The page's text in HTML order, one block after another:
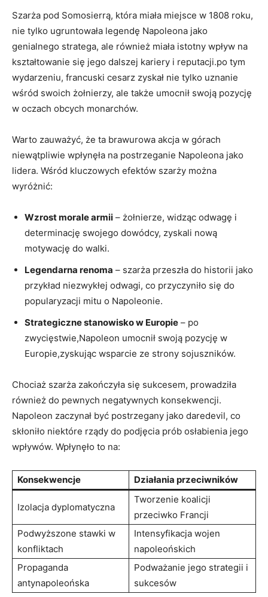
Szarża pod Somosierrą, która miała‌ miejsce w ​1808 roku,
nie tylko ugruntowała ‍legendę Napoleona jako⁣
genialnego stratega, ale również miała istotny‌ wpływ na
‌kształtowanie się jego dalszej ‍kariery i reputacji.po tym
wydarzeniu, francuski ⁤cesarz ‌zyskał nie ​tylko ⁢uznanie
wśród swoich żołnierzy, ale także umocnił swoją pozycję
w ⁤oczach obcych monarchów.
Warto zauważyć, że ta brawurowa akcja w górach​
niewątpliwie wpłynęła na postrzeganie Napoleona jako
lidera. Wśród kluczowych efektów szarży można
wyróżnić:
Wzrost​ morale armii – żołnierze, widząc odwagę i
determinację swojego dowódcy, zyskali nową ​
motywację do‍ walki.
Legendarna renoma – szarża⁢ przeszła⁣ do historii jako
przykład niezwykłej odwagi, co ⁣przyczyniło się do
popularyzacji ⁤mitu o Napoleonie.
Strategiczne stanowisko w Europie – po
⁢zwycięstwie,Napoleon umocnił swoją pozycję w
Europie,zyskując wsparcie ze‌ strony sojuszników.
Chociaż szarża zakończyła się sukcesem, prowadziła
również do pewnych negatywnych⁤ konsekwencji.
Napoleon zaczynał być⁤ postrzegany jako daredevil, ​co
skłoniło niektóre rządy do ​podjęcia prób osłabienia jego
wpływów. Wpłynęło to na:
Konsekwencje Działania przeciwników
Izolacja dyplomatyczna
Tworzenie koalicji
przeciwko Francji
Podwyższone stawki w
konfliktach
Intensyfikacja wojen
napoleońskich
Propaganda
antynapoleońska
Podważanie​ jego ​strategii ⁣i⁢
sukcesów